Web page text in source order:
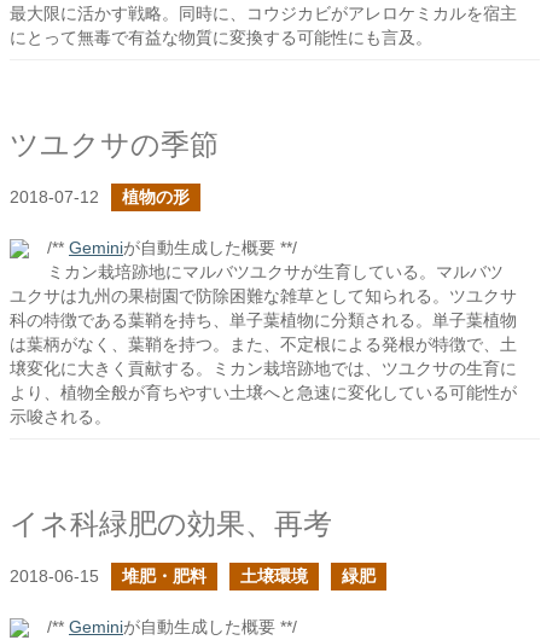
最大限に活かす戦略。同時に、コウジカビがアレロケミカルを宿主
にとって無毒で有益な物質に変換する可能性にも言及。
ツユクサの季節
2018-07-12 植物の形
/** Geminiが自動生成した概要 **/
ミカン栽培跡地にマルバツユクサが生育している。マルバツ
ユクサは九州の果樹園で防除困難な雑草として知られる。ツユクサ
科の特徴である葉鞘を持ち、単子葉植物に分類される。単子葉植物
は葉柄がなく、葉鞘を持つ。また、不定根による発根が特徴で、土
壌変化に大きく貢献する。ミカン栽培跡地では、ツユクサの生育に
より、植物全般が育ちやすい土壌へと急速に変化している可能性が
示唆される。
イネ科緑肥の効果、再考
2018-06-15 堆肥・肥料 土壌環境 緑肥
/** Geminiが自動生成した概要 **/